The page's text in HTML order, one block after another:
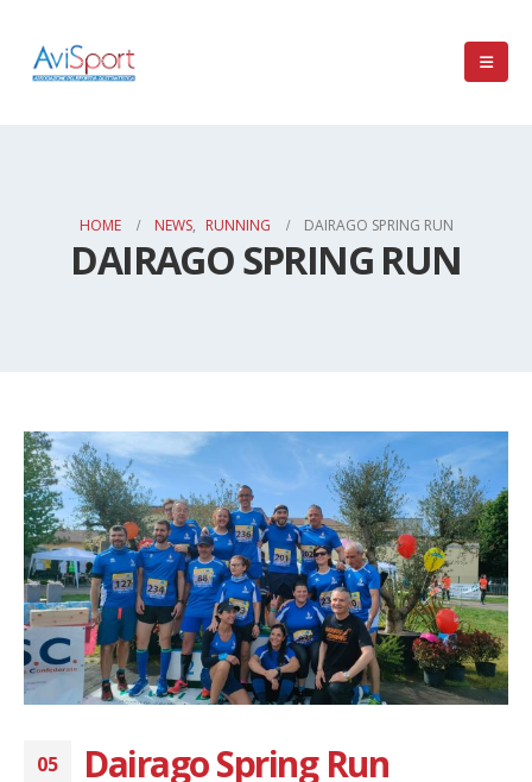
HOME NEWS, RUNNING DAIRAGO SPRING RUN
DAIRAGO SPRING RUN
05 Dairago Spring Run